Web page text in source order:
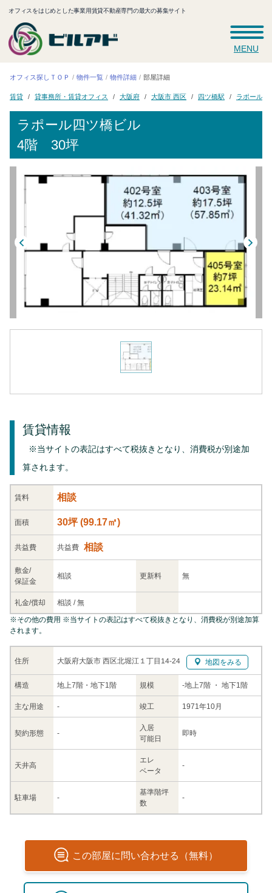
オフィスをはじめとした事業用賃貸不動産専門の最大の募集サイト
MENU
オフィス探しＴＯＰ 物件一覧 物件詳細 部屋詳細
賃貸 貸事務所・賃貸オフィス 大阪府 大阪市 西区 四ツ橋駅 ラポール四
ラポール四ツ橋ビル
4階 30坪
賃貸情報
※当サイトの表記はすべて税抜きとなり、消費税が別途加
算されます。
賃料 相談
面積 30坪(99.17㎡)
共益費 共益費 相談
敷金/
保証金
相談 更新料 無
礼金/償却 相談 /無
住所 大阪府大阪市 西区北堀江１丁目14-24 地図をみる
構造 地上7階・地下1階 規模 -地上7階 ・ 地下1階
主な用途 - 竣工 1971年10月
契約形態 -
入居
可能日
即時
天井高
エレ
ベータ
-
駐車場 -
基準階坪
数
-
※その他の費用 ※当サイトの表記はすべて税抜きとなり、消費税が別途加算
されます。
この部屋に問い合わせる（無料）